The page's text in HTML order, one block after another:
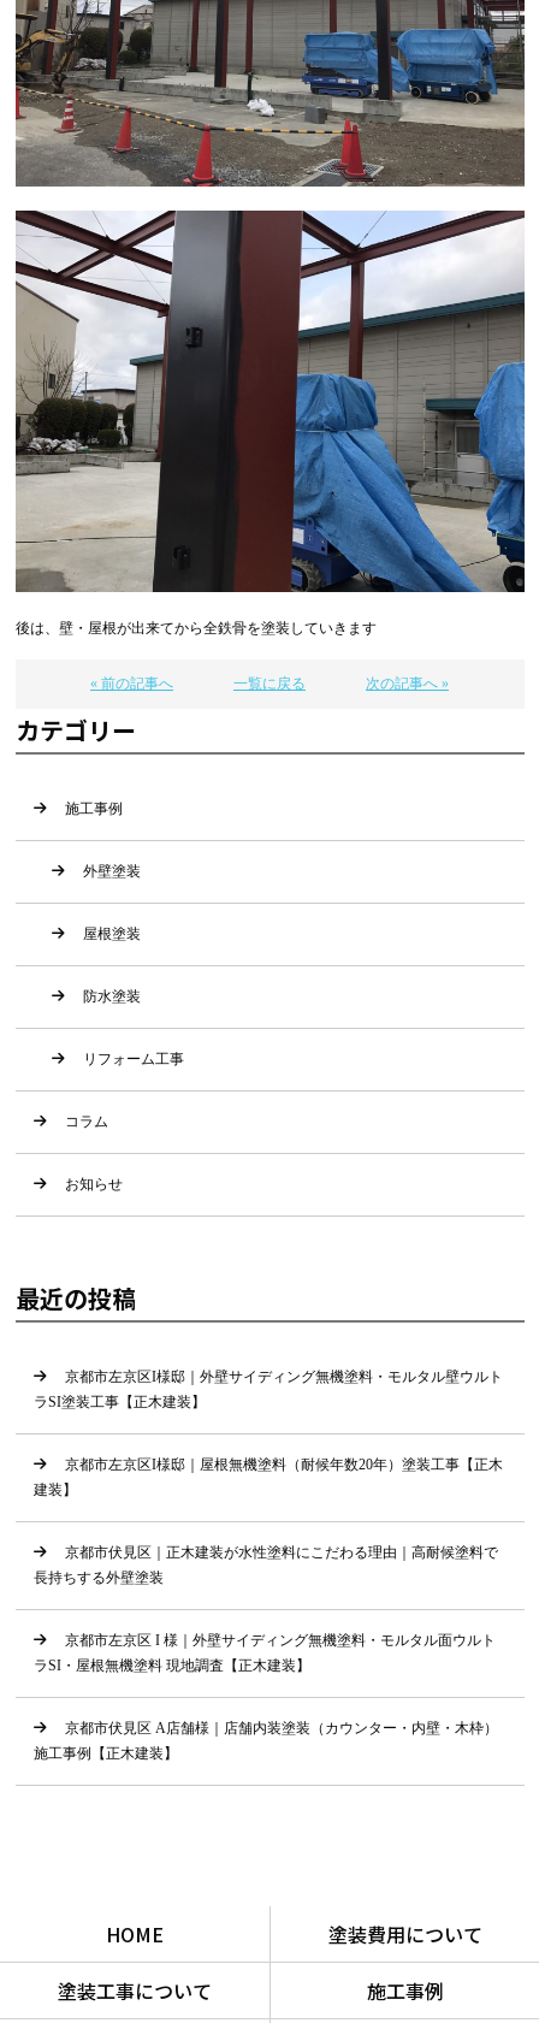
後は、壁・屋根が出来てから全鉄骨を塗装していきます
« 前の記事へ 一覧に戻る 次の記事へ »
カテゴリー
施工事例
外壁塗装
屋根塗装
防水塗装
リフォーム工事
コラム
お知らせ
最近の投稿
京都市左京区I様邸｜外壁サイディング無機塗料・モルタル壁ウルト
ラSI塗装工事【正木建装】
京都市左京区I様邸｜屋根無機塗料（耐候年数20年）塗装工事【正木
建装】
京都市伏見区｜正木建装が水性塗料にこだわる理由｜高耐候塗料で
長持ちする外壁塗装
京都市左京区 I 様｜外壁サイディング無機塗料・モルタル面ウルト
ラSI・屋根無機塗料 現地調査【正木建装】
京都市伏見区 A店舗様｜店舗内装塗装（カウンター・内壁・木枠）
施工事例【正木建装】
HOME
塗装費用について
塗装工事について
施工事例